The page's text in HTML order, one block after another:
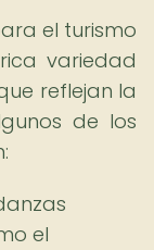
el turismo
variedad
reflejan la
de los
el